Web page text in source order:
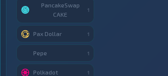
PancakeSwap
CAKE
1
Pax Dollar 1
Pepe 1
Polkadot 1